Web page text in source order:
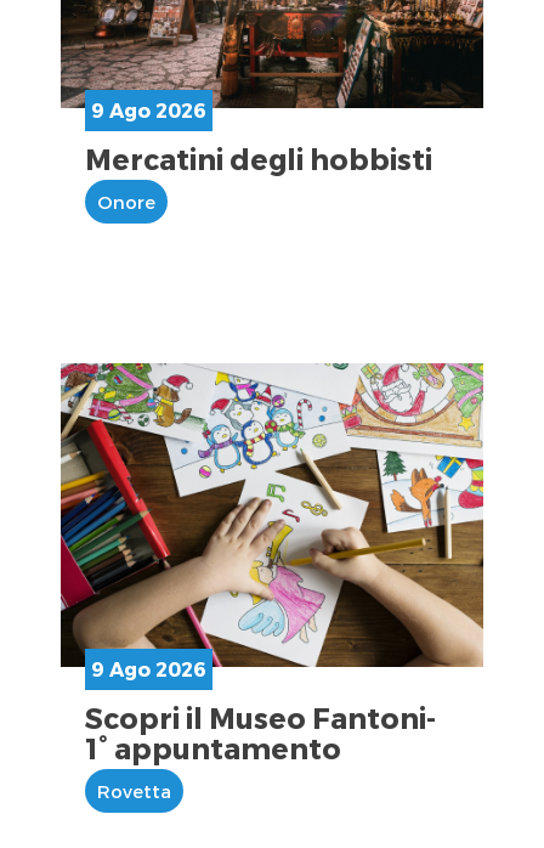
9 Ago 2026
Mercatini degli hobbisti
Onore
9 Ago 2026
Scopri il Museo Fantoni-
1° appuntamento
Rovetta